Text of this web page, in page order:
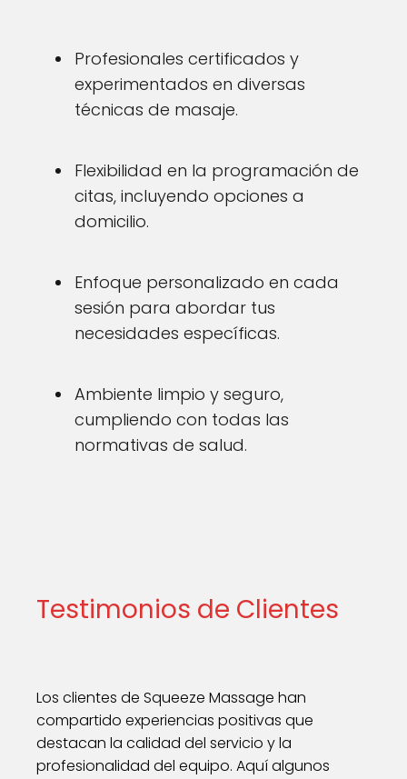
Profesionales certificados y
experimentados en diversas
técnicas de masaje.
Flexibilidad en la programación de
citas, incluyendo opciones a
domicilio.
Enfoque personalizado en cada
sesión para abordar tus
necesidades específicas.
Ambiente limpio y seguro,
cumpliendo con todas las
normativas de salud.
Testimonios de Clientes
Los clientes de Squeeze Massage han
compartido experiencias positivas que
destacan la calidad del servicio y la
profesionalidad del equipo. Aquí algunos